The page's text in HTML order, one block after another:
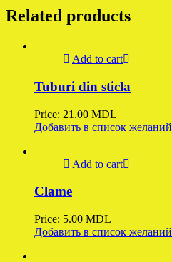
Related products
Add to cart
Tuburi din sticla
Price: 21.00 MDL
Добавить в список желаний
Add to cart
Clame
Price: 5.00 MDL
Добавить в список желаний